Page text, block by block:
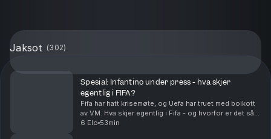
Jaksot (302)
Spesial: Infantino under press - hva skjer
egentlig i FIFA?
Fifa har hatt krisemøte, og Uefa har truet med boikott
av VM. Hva skjer egentlig i Fifa - og hvorfor er det så
steile fronter?
6 Elo 53min